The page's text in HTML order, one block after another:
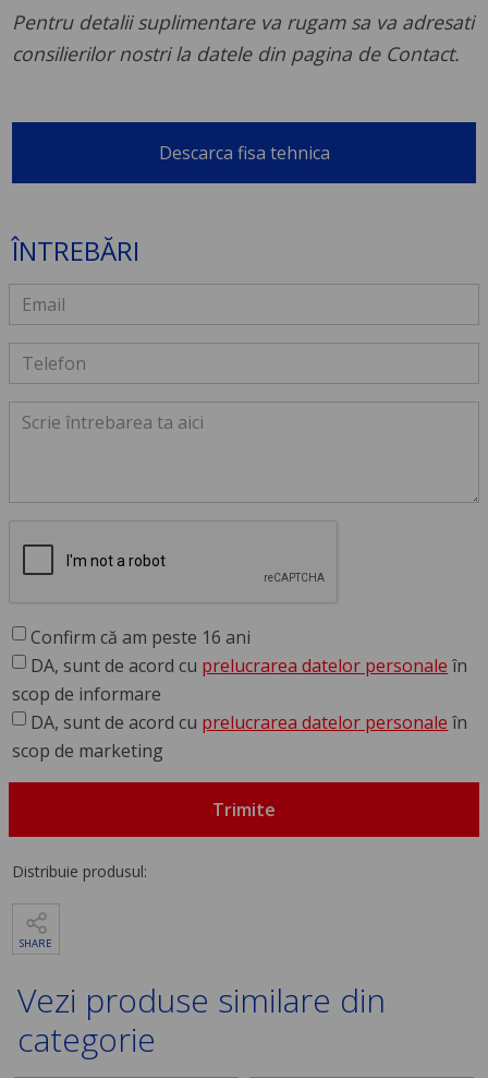
Pentru detalii suplimentare va rugam sa va adresati
consilierilor nostri la datele din pagina de Contact.
Descarca fisa tehnica
ÎNTREBĂRI
Confirm că am peste 16 ani
DA, sunt de acord cu prelucrarea datelor personale în
scop de informare
DA, sunt de acord cu prelucrarea datelor personale în
scop de marketing
Trimite
Distribuie produsul:
SHARE
Vezi produse similare din
categorie